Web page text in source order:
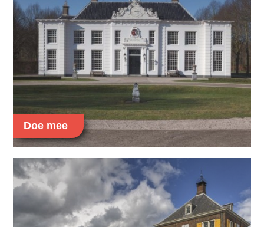
Doe mee